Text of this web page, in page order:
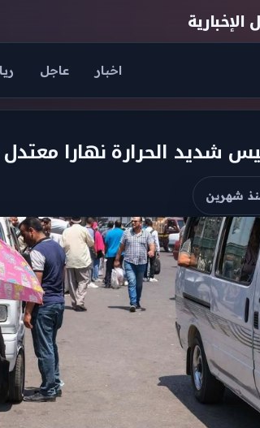
اخبار عاجل
شديد الحرارة نهارا معتدل
النشر
شهرين